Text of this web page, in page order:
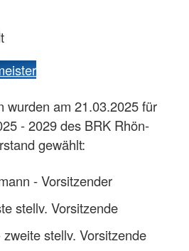
wurden am 21.03.2025 für
- 2029 des BRK Rhön-
gewählt:
- Vorsitzender
stellv. Vorsitzende
stellv. Vorsitzende